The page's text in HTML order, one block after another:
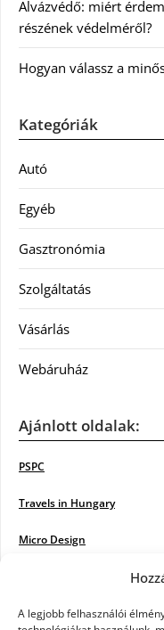
A legjobb felhasználói
Alvázvédő: miért
részének védelméről?
Hogyan válassz a
Kategóriák
Autó
Egyéb
Gasztronómia
Szolgáltatás
Vásárlás
Webáruház
Ajánlott oldalak:
PSPC
Travels in Hungary
Micro Design
Poiwiki